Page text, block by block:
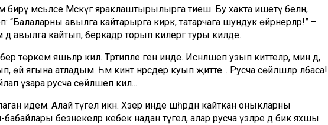
мәсьәләсе Мәскәүгә яраклаштырылырга тиеш. Бу хакта ишетү белән,
авылга кай­тарырга кирәк, татарчага шундук өй­рәнерләр!” –
авылга кайтып, беркадәр торып килергә туры килде.
төркем яшьләр килә. Тәртипле генә инде. Исән­ләшеп узып киттеләр, мин дә,
өй ягына атладым. Һәм кинәт нәрсәдер куып җитте... Рус­ча сөйләшәләр ләбаса!
үзара русча сөйләшеп килә...
идем. Алай түгел икән. Хәзер инде шәһәрдән кайткан оныкларны
бабайлары безнекеләр кебек надан түгел, алар русча үзләре дә бик яхшы